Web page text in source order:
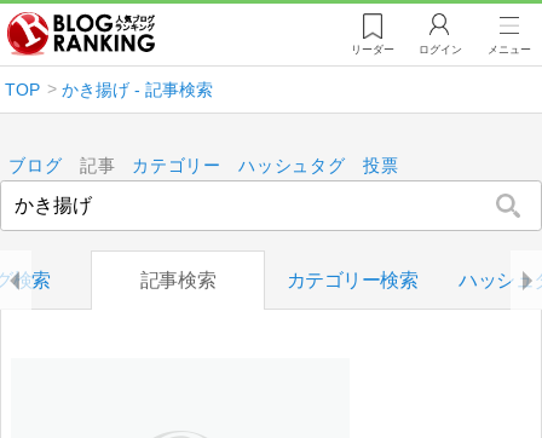
リーダー ログイン メニュー
TOP かき揚げ - 記事検索
ブログ 記事 カテゴリー ハッシュタグ 投票
検索 記事検索 カテゴリー検索 ハッシュ